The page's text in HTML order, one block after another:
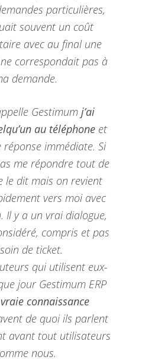
particulières,
souvent un coût
avec au final une
correspondait pas à
demande.
Gestimumj’ai
au téléphone et
réponse immédiate. Si
me répondre tout de
le dit mais on revient
vers moi avec
Il y a un vrai dialogue,
compris et pas
de ticket.
qui utilisent eux-
jour Gestimum ERP
vraie connaissance
de quoi ils parlent
avant tout utilisateurs
nous.